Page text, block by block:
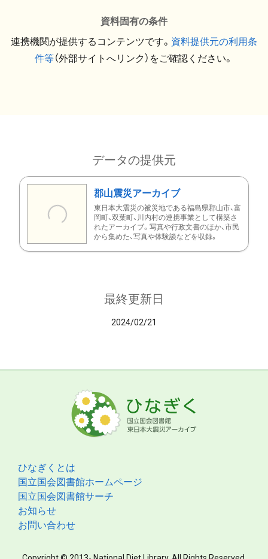
資料固有の条件
連携機関が提供するコンテンツです。 資料提供元の利用条
件等（外部サイトへリンク）をご確認ください。
データの提供元
郡山震災アーカイブ
東日本大震災の被災地である福島県郡山市、富
岡町、双葉町、川内村の連携事業として構築さ
れたアーカイブ。写真や行政文書のほか、市民
から集めた、写真や体験談などを収録。
最終更新日
2024/02/21
ひなぎくとは
国立国会図書館ホームページ
国立国会図書館サーチ
お知らせ
お問い合わせ